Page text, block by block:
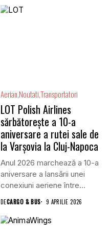
Aerian NoutatiTransportatori
LOT Polish Airlines
sărbătorește a 10-a
aniversare a rutei sale de
la Varșovia la Cluj-Napoca
Anul 2026 marchează a 10-a
aniversare a lansării unei
conexiuni aeriene între...
DECARGO & BUS 9 APRILIE 2026